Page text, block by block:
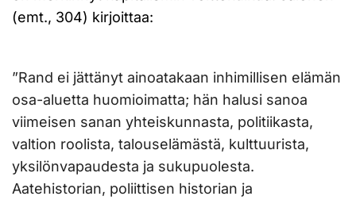
(emt., 304) kirjoittaa:
”Rand ei jättänyt ainoatakaan inhimillisen elämän
osa-aluetta huomioimatta; hän halusi sanoa
viimeisen sanan yhteiskunnasta, politiikasta,
valtion roolista, talouselämästä, kulttuurista,
yksilönvapaudesta ja sukupuolesta.
Aatehistorian, poliittisen historian ja